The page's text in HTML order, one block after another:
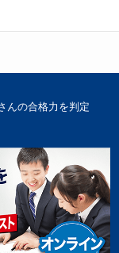
んの合格力を判定